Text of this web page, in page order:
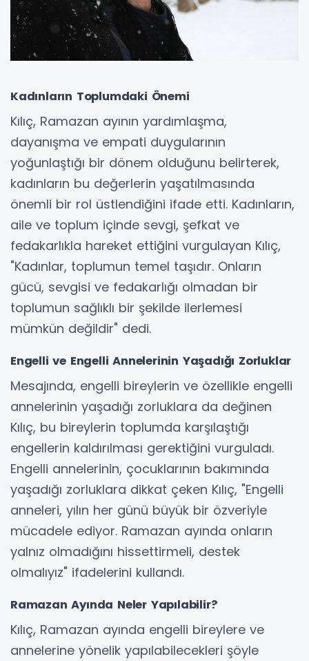
Kadınların Toplumdaki Önemi
Kılıç, Ramazan ayının yardımlaşma,
dayanışma ve empati duygularının
yoğunlaştığı bir dönem olduğunu belirterek,
kadınların bu değerlerin yaşatılmasında
önemli bir rol üstlendiğini ifade etti. Kadınların,
aile ve toplum içinde sevgi, şefkat ve
fedakarlıkla hareket ettiğini vurgulayan Kılıç,
"Kadınlar, toplumun temel taşıdır. Onların
gücü, sevgisi ve fedakarlığı olmadan bir
toplumun sağlıklı bir şekilde ilerlemesi
mümkün değildir" dedi.
Engelli ve Engelli Annelerinin Yaşadığı Zorluklar
Mesajında, engelli bireylerin ve özellikle engelli
annelerinin yaşadığı zorluklara da değinen
Kılıç, bu bireylerin toplumda karşılaştığı
engellerin kaldırılması gerektiğini vurguladı.
Engelli annelerinin, çocuklarının bakımında
yaşadığı zorluklara dikkat çeken Kılıç, "Engelli
anneleri, yılın her günü büyük bir özveriyle
mücadele ediyor. Ramazan ayında onların
yalnız olmadığını hissettirmeli, destek
olmalıyız" ifadelerini kullandı.
Ramazan Ayında Neler Yapılabilir?
Kılıç, Ramazan ayında engelli bireylere ve
annelerine yönelik yapılabilecekleri şöyle